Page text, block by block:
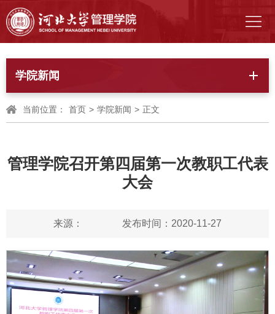
学院新闻
当前位置： 首页 > 学院新闻 > 正文
管理学院召开第四届第一次教职工代表
大会
来源： 发布时间：2020-11-27